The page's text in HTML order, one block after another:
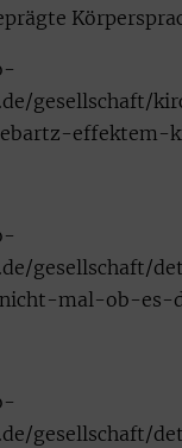
gesellschaft/
effektem-
gesellschaft/
mal-ob-es-
gesellschaft/